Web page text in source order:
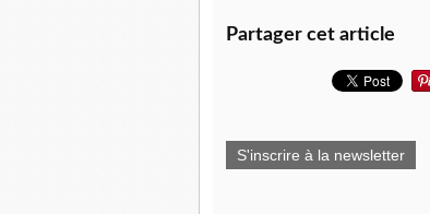
Partager cet article
S'inscrire à la newsletter